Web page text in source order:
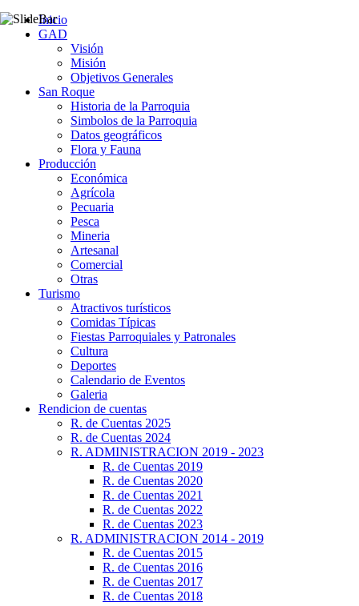
Inicio
GAD
Visión
Misión
Objetivos Generales
San Roque
Historia de la Parroquia
Simbolos de la Parroquia
Datos geográficos
Flora y Fauna
Producción
Económica
Agrícola
Pecuaria
Pesca
Mineria
Artesanal
Comercial
Otras
Turismo
Atractivos turísticos
Comidas Típicas
Fiestas Parroquiales y Patronales
Cultura
Deportes
Calendario de Eventos
Galeria
Rendicion de cuentas
R. de Cuentas 2025
R. de Cuentas 2024
R. ADMINISTRACION 2019 - 2023
R. de Cuentas 2019
R. de Cuentas 2020
R. de Cuentas 2021
R. de Cuentas 2022
R. de Cuentas 2023
R. ADMINISTRACION 2014 - 2019
R. de Cuentas 2015
R. de Cuentas 2016
R. de Cuentas 2017
R. de Cuentas 2018